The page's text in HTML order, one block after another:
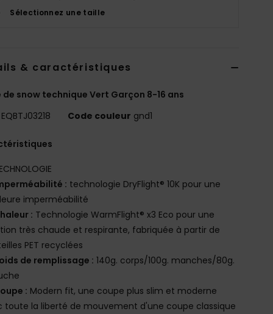
Sélectionnez une taille
& caractéristiques
de snow technique Vert Garçon 8-16 ans
EQBTJ03218 Code couleur gnd1
: technologie DryFlight® 10K pour une
imperméabilité
: Technologie WarmFlight® x3 Eco pour une
très chaude et respirante, fabriquée à partir de
PET recyclées
de remplissage : 140g. corps/100g. manches/80g.
: Modern fit, une coupe plus slim et moderne
toute la liberté de mouvement d'une coupe classique